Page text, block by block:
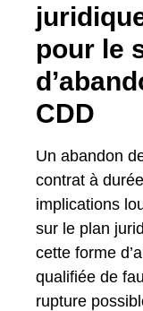
pour le
CDD
Un abandon
contrat à
implications
sur le plan
cette forme
qualifiée de
rupture